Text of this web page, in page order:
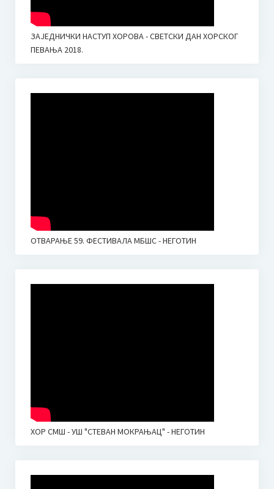
ЗАЈЕДНИЧКИ НАСТУП ХОРОВА - СВЕТСКИ ДАН ХОРСКОГ
ПЕВАЊА 2018.
ОТВАРАЊЕ 59. ФЕСТИВАЛА МБШС - НЕГОТИН
ХОР СМШ - УШ "СТЕВАН МОКРАЊАЦ" - НЕГОТИН